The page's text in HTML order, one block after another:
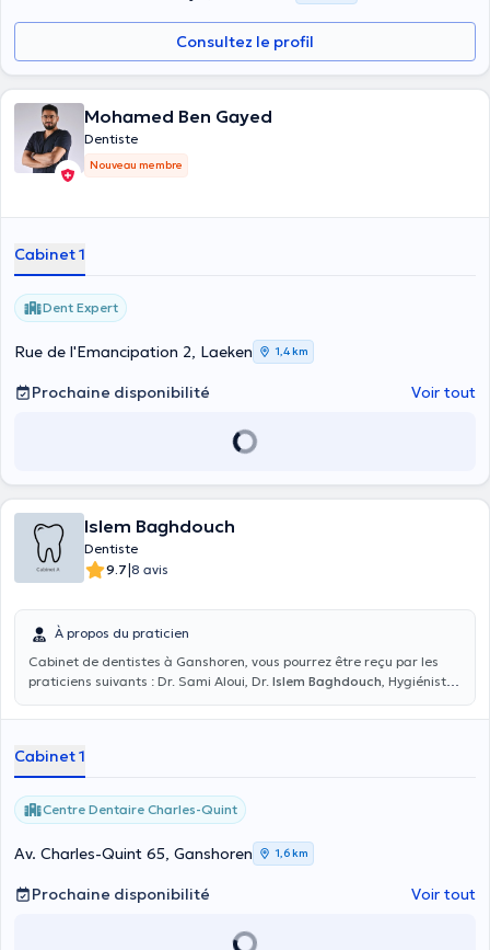
Consultez le profil
Mohamed Ben Gayed
Dentiste
Nouveau membre
Cabinet 1
Dent Expert
Rue de l'Emancipation 2, Laeken 1,4 km
Prochaine disponibilité Voir tout
Islem Baghdouch
Dentiste
9.7|8 avis
À propos du praticien
Cabinet de dentistes à Ganshoren, vous pourrez être reçu par les
praticiens suivants : Dr. Sami Aloui, Dr. Islem Baghdouch, Hygiéniste
Cabinet 1
Centre Dentaire Charles-Quint
Av. Charles-Quint 65, Ganshoren 1,6 km
Prochaine disponibilité Voir tout